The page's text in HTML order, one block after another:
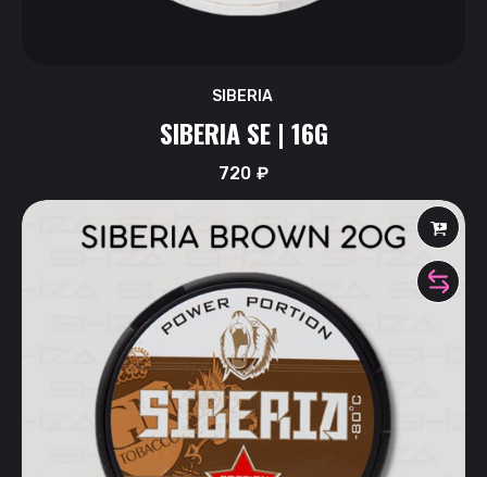
SIBERIA
SIBERIA SE | 16G
720₽